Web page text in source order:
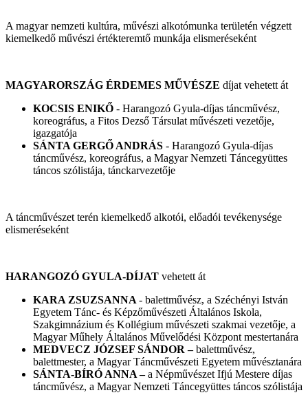
A magyar nemzeti kultúra, művészi alkotómunka területén végzett
kiemelkedő művészi értékteremtő munkája elismeréseként
MAGYARORSZÁG ÉRDEMES MŰVÉSZE díjat vehetett át
KOCSIS ENIKŐ - Harangozó Gyula-díjas táncművész,
koreográfus, a Fitos Dezső Társulat művészeti vezetője,
igazgatója
SÁNTA GERGŐ ANDRÁS - Harangozó Gyula-díjas
táncművész, koreográfus, a Magyar Nemzeti Táncegyüttes
táncos szólistája, tánckarvezetője
A táncművészet terén kiemelkedő alkotói, előadói tevékenysége
elismeréseként
HARANGOZÓ GYULA-DÍJAT vehetett át
KARA ZSUZSANNA - balettművész, a Széchényi István
Egyetem Tánc- és Képzőművészeti Általános Iskola,
Szakgimnázium és Kollégium művészeti szakmai vezetője, a
Magyar Műhely Általános Művelődési Központ mestertanára
MEDVECZ JÓZSEF SÁNDOR –balettművész,
balettmester, a Magyar Táncművészeti Egyetem művésztanára
SÁNTA-BÍRÓ ANNA –a Népművészet Ifjú Mestere díjas
táncművész, a Magyar Nemzeti Táncegyüttes táncos szólistája